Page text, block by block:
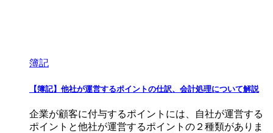
簿記
【簿記】他社が運営するポイントの仕訳、会計処理について解説
企業が顧客に付与するポイントには、自社が運営する
ポイントと他社が運営するポイントの２種類がありま